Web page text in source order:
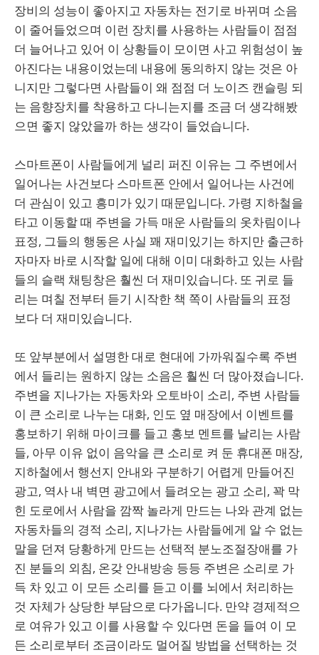
장비의 성능이 좋아지고 자동차는 전기로 바뀌며 소음
이 줄어들었으며 이런 장치를 사용하는 사람들이 점점
더 늘어나고 있어 이 상황들이 모이면 사고 위험성이 높
아진다는 내용이었는데 내용에 동의하지 않는 것은 아
니지만 그렇다면 사람들이 왜 점점 더 노이즈 캔슬링 되
는 음향장치를 착용하고 다니는지를 조금 더 생각해봤
으면 좋지 않았을까 하는 생각이 들었습니다.
스마트폰이 사람들에게 널리 퍼진 이유는 그 주변에서
일어나는 사건보다 스마트폰 안에서 일어나는 사건에
더 관심이 있고 흥미가 있기 때문입니다. 가령 지하철을
타고 이동할 때 주변을 가득 매운 사람들의 옷차림이나
표정, 그들의 행동은 사실 꽤 재미있기는 하지만 출근하
자마자 바로 시작할 일에 대해 이미 대화하고 있는 사람
들의 슬랙 채팅창은 훨씬 더 재미있습니다. 또 귀로 들
리는 며칠 전부터 듣기 시작한 책 쪽이 사람들의 표정
보다 더 재미있습니다.
또 앞부분에서 설명한 대로 현대에 가까워질수록 주변
에서 들리는 원하지 않는 소음은 훨씬 더 많아졌습니다.
주변을 지나가는 자동차와 오토바이 소리, 주변 사람들
이 큰 소리로 나누는 대화, 인도 옆 매장에서 이벤트를
홍보하기 위해 마이크를 들고 홍보 멘트를 날리는 사람
들, 아무 이유 없이 음악을 큰 소리로 켜 둔 휴대폰 매장,
지하철에서 행선지 안내와 구분하기 어렵게 만들어진
광고, 역사 내 벽면 광고에서 들려오는 광고 소리, 꽉 막
힌 도로에서 사람을 깜짝 놀라게 만드는 나와 관계 없는
자동차들의 경적 소리, 지나가는 사람들에게 알 수 없는
말을 던져 당황하게 만드는 선택적 분노조절장애를 가
진 분들의 외침, 온갖 안내방송 등등 주변은 소리로 가
득 차 있고 이 모든 소리를 듣고 이를 뇌에서 처리하는
것 자체가 상당한 부담으로 다가옵니다. 만약 경제적으
로 여유가 있고 이를 사용할 수 있다면 돈을 들여 이 모
든 소리로부터 조금이라도 멀어질 방법을 선택하는 것